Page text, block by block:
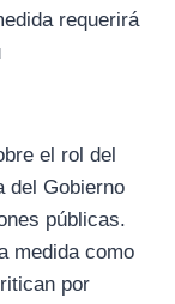
requerirá
el rol del
del Gobierno
públicas.
medida como
por